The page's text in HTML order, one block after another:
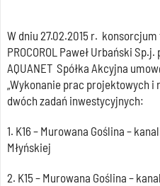
W dniu 27.02.2015 r.
PROCOROL Paweł Urbański
AQUANET Spółka Akcyjna
„Wykonanie prac projektowych
dwóch zadań inwestycyjnych:
1. K16 – Murowana Goślina –
Młyńskiej
2. K15 – Murowana Goślina –